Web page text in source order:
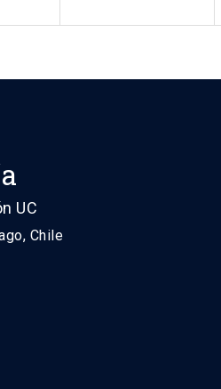
UC
Chile